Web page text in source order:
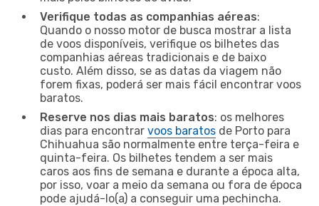
Verifique todas as companhias aéreas:
Quando o nosso motor de busca mostrar a lista
de voos disponíveis, verifique os bilhetes das
companhias aéreas tradicionais e de baixo
custo. Além disso, se as datas da viagem não
forem fixas, poderá ser mais fácil encontrar voos
baratos.
Reserve nos dias mais baratos: os melhores
dias para encontrar voos baratos de Porto para
Chihuahua são normalmente entre terça-feira e
quinta-feira. Os bilhetes tendem a ser mais
caros aos fins de semana e durante a época alta,
por isso, voar a meio da semana ou fora de época
pode ajudá-lo(a) a conseguir uma pechincha.